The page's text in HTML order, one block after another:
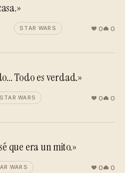
STAR WARS 0 0
Todo es verdad.»
STAR WARS 0 0
que era un mito.»
WARS 0 0